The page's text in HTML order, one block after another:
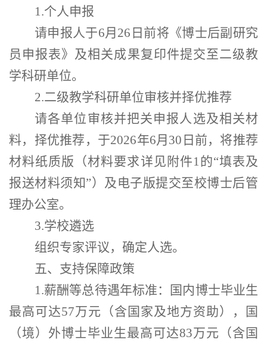
1.个人申报
请申报人于6月 26 日前将《博士后副研究
员申报表》及相关成果复印件提交至二级教
学科研单位。
2.二级教学科研单位审核并择优推荐
请各单位审核并把关申报人选及相关材
料，择优推荐，于2026年6月 30 日前，将推荐
材料纸质版（材料要求详见附件1的“填表及
报送材料须知”）及电子版提交至校博士后管
理办公室。
3.学校遴选
组织专家评议，确定人选。
五、支持保障政策
1.薪酬等总待遇年标准：国内博士毕业生
最高可达57万元（含国家及地方资助），国
（境）外博士毕业生最高可达83万元（含国